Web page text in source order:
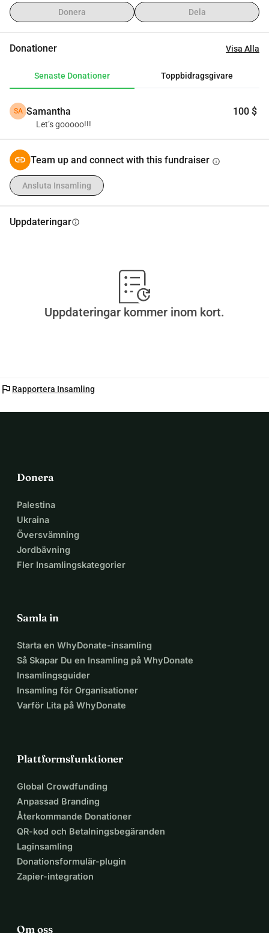
Donera Dela
Donationer Visa Alla
Senaste Donationer Toppbidragsgivare
SA Samantha 100 $
Let’s gooooo!!!
Team up and connect with this fundraiser info
Ansluta Insamling
Uppdateringarinfo
Uppdateringar kommer inom kort.
flag Rapportera Insamling
Donera
Palestina
Ukraina
Översvämning
Jordbävning
Fler Insamlingskategorier
Samla in
Starta en WhyDonate-insamling
Så Skapar Du en Insamling på WhyDonate
Insamlingsguider
Insamling för Organisationer
Varför Lita på WhyDonate
Plattformsfunktioner
Global Crowdfunding
Anpassad Branding
Återkommande Donationer
QR-kod och Betalningsbegäranden
Laginsamling
Donationsformulär-plugin
Zapier-integration
Om oss